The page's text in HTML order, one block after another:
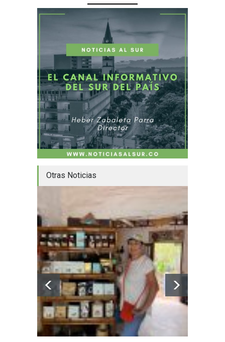
Otras Noticias